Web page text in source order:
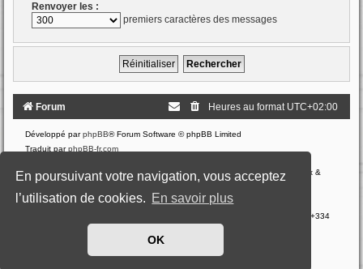
En poursuivant votre navigation, vous acceptez
l’utilisation de cookies. En savoir plus
OK
Renvoyer les :
premiers caractères des messages
Forum Heures au format UTC+02:00
Développé parphpBB® Forum Software © phpBB Limited
Traduit parphpBB-fr.com
Communauté EzCom : « Traductions d'extensions & styles pour phpBB 3.2.x &
Forum hébergé par les services d’ o2switch
222-224 Boulevard Gustave Flaubert 63000 Clermont-Ferrand - France - tél +334